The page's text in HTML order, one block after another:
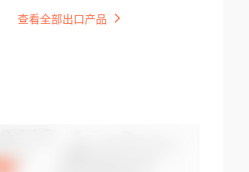
查看全部出口产品